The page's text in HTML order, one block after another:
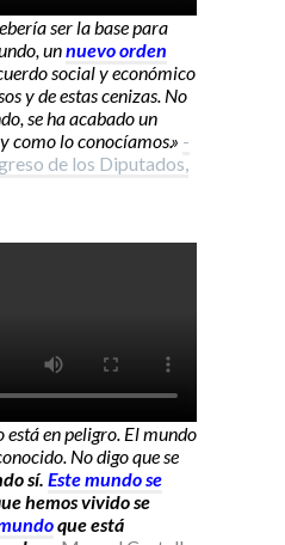
ser la base para
unnuevo orden
social y económico
y de estas cenizas. No
se ha acabado un
como lo conocíamos.» -
de los Diputados,
está en peligro. El mundo
No digo que se
sí. Este mundo se
hemos vivido se
que está